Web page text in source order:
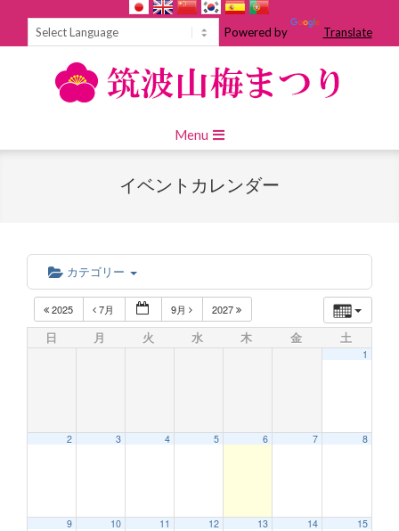
Powered by Translate
Navigation
Menu
イベントカレンダー
カテゴリー
2025 7月 9月 2027
日 月 火 水 木 金 土
1
2 3 4 5 6 7 8
9 10 11 12 13 14 15